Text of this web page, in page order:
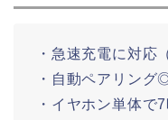
・急速充電に対応
・自動ペアリング
・イヤホン単体で